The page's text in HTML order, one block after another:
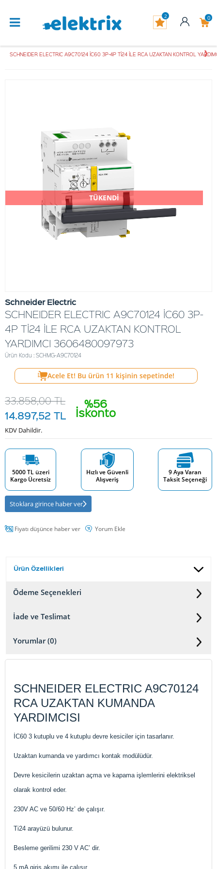
0
2
SCHNEIDER ELECTRIC A9C70124 İC60 3P-4P Tİ24 İLE RCA UZAKTAN KONTROL
TÜKENDİ
Schneider Electric
SCHNEIDER ELECTRIC A9C70124 İC60 3P-
4P Tİ24 İLE RCA UZAKTAN KONTROL
YARDIMCI 3606480097973
Ürün Kodu : SCHMG-A9C70124
Acele Et! Bu ürün 11 kişinin sepetinde!
%56
İskonto
33.858,00TL
14.897,52 TL
KDV Dahildir.
5000 TL üzeri
Kargo Ücretsiz
Hızlı ve Güvenli
Alışveriş
9 Aya Varan
Taksit Seçeneği
Stoklara girince haber ver
Fiyatı düşünce haber ver Yorum Ekle
Ürün Özellikleri
Ödeme Seçenekleri
İade ve Teslimat
Yorumlar (0)
SCHNEIDER ELECTRIC A9C70124
RCA UZAKTAN KUMANDA
YARDIMCISI
İC60 3 kutuplu ve 4 kutuplu devre kesiciler için tasarlanır.
Uzaktan kumanda ve yardımcı kontak modülüdür.
Devre kesicilerin uzaktan açma ve kapama işlemlerini elektriksel
olarak kontrol eder.
230V AC ve 50/60 Hz’ de çalışır.
Ti24 arayüzü bulunur.
Besleme gerilimi 230 V AC’ dir.
5 mA giriş akımı ile çalışır.